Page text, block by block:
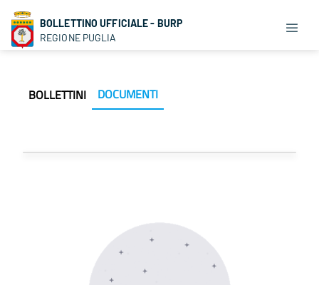
BOLLETTINO UFFICIALE - BURP
REGIONE PUGLIA
BOLLETTINI DOCUMENTI